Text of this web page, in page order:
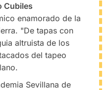
Cubiles
enamorado de la
"De tapas con
altruista de los
del tapeo
Sevillana de